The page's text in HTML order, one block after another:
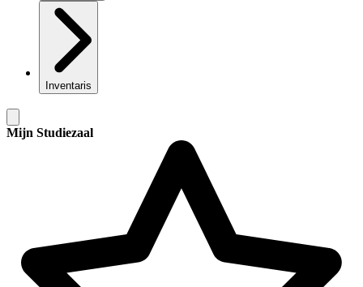
Inventaris
Mijn Studiezaal